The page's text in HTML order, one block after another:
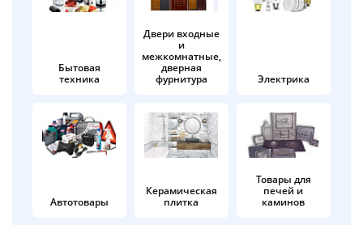
Бытовая
техника
Двери входные
и
межкомнатные,
дверная
фурнитура
Электрика
Автотовары
Керамическая
плитка
Товары для
печей и
каминов
раз в 2
недели
Остались вопросы?
8 800 302-02-51
plait.ru